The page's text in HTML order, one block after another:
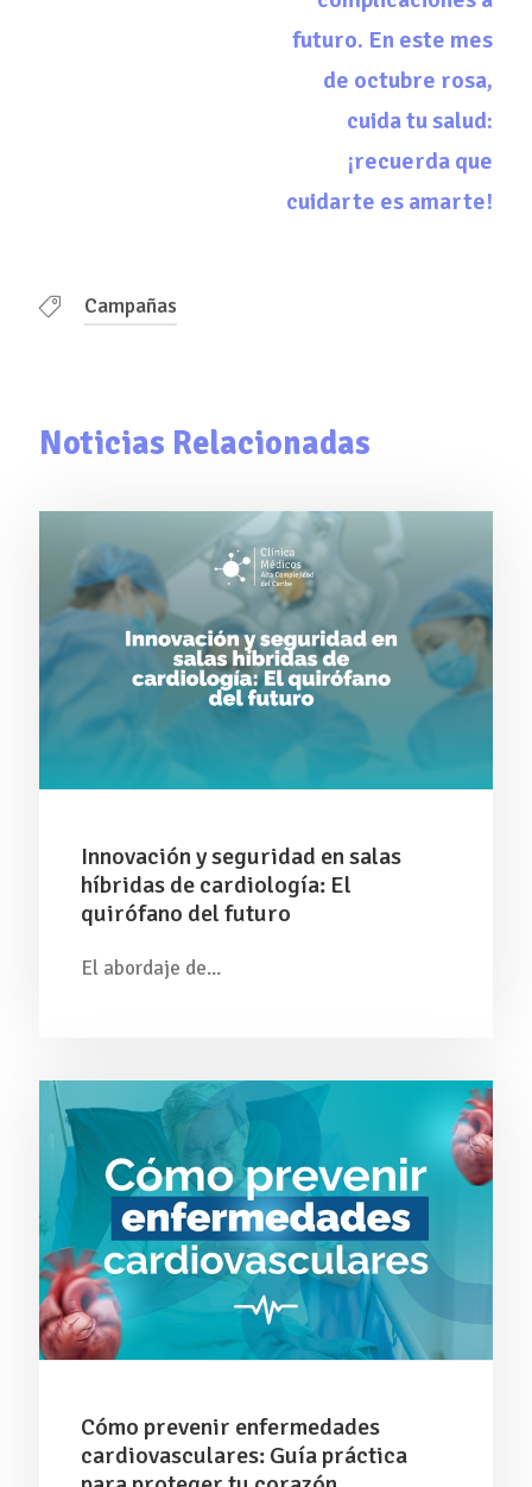
futuro. En este mes
de octubre rosa,
cuida tu salud:
¡recuerda que
cuidarte es amarte!
Campañas
Noticias Relacionadas
Innovación y seguridad en salas
híbridas de cardiología: El
quirófano del futuro
El abordaje de...
Cómo prevenir enfermedades
cardiovasculares: Guía práctica